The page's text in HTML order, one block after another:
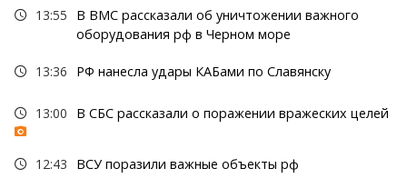
13:55
В ВМС рассказали об уничтожении важного
оборудования рф в Черном море
13:36 РФ нанесла удары КАБами по Славянску
13:00 В СБС рассказали о поражении вражеских целей
12:43 ВСУ поразили важные объекты рф